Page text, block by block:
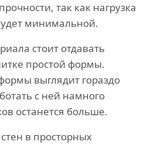
так как нагрузка
минимальной.
стоит отдавать
простой формы.
выглядит гораздо
с ней намного
останется больше.
в просторных